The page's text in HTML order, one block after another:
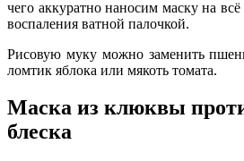
чего аккуратно наносим маску на
воспаления ватной палочкой.
Рисовую муку можно заменить
ломтик яблока или мякоть томата.
Маска из клюквы
блеска